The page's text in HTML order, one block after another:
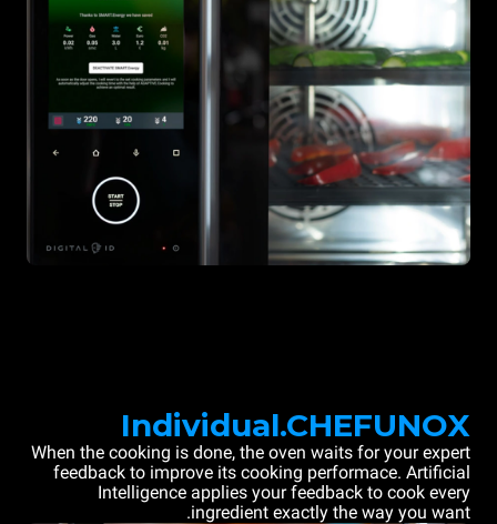
Individual.CHEFUNOX
When the cooking is done, the oven waits for your expert
feedback to improve its cooking performace. Artificial
Intelligence applies your feedback to cook every
ingredient exactly the way you want.